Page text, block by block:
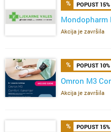
POPUST 15%
Mondopharm
Akcija je završila
POPUST 10%
Omron M3
Akcija je završila
POPUST 15%